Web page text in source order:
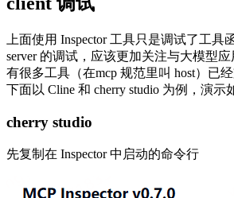
上面使用 Inspector 工具只是调试了工具
server 的调试，应该更加关注与大模型
有很多工具（在mcp 规范里叫 host）已
下面以 Cline 和 cherry studio 为例，演示
cherry studio
先复制在 Inspector 中启动的命令行